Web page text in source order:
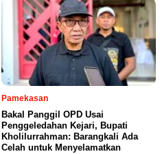
Pamekasan
Bakal Panggil OPD Usai
Penggeledahan Kejari, Bupati
Kholilurrahman: Barangkali Ada
Celah untuk Menyelamatkan